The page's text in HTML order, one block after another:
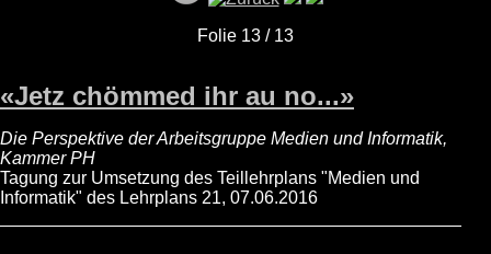
Folie 13 / 13
«Jetz chömmed ihr au no...»
Die Perspektive der Arbeitsgruppe Medien und Informatik,
Kammer PH
Tagung zur Umsetzung des Teillehrplans "Medien und
Informatik" des Lehrplans 21, 07.06.2016